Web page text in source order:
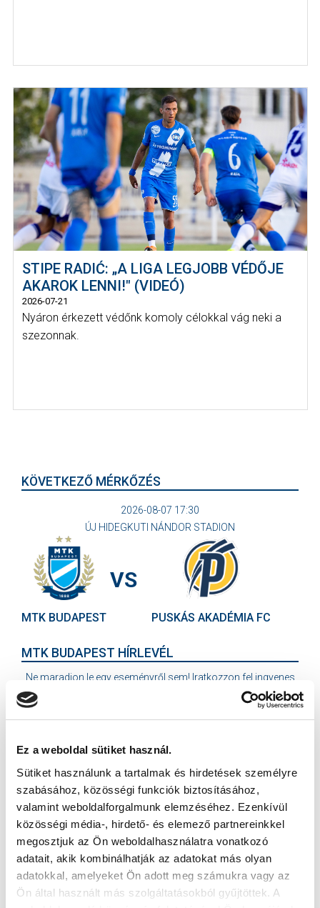
Ez a weboldal sütiket használ.
Sütiket használunk a tartalmak és hirdetések személyre
szabásához, közösségi funkciók biztosításához,
valamint weboldalforgalmunk elemzéséhez. Ezenkívül
közösségi média-, hirdető- és elemező partnereinkkel
megosztjuk az Ön weboldalhasználatra vonatkozó
adatait, akik kombinálhatják az adatokat más olyan
adatokkal, amelyeket Ön adott meg számukra vagy az
Ön által használt más szolgáltatásokból gyűjtöttek. A
STIPE RADIĆ: „A LIGA LEGJOBB VÉDŐJE
AKAROK LENNI!" (VIDEÓ)
2026-07-21
Nyáron érkezett védőnk komoly célokkal vág neki a
szezonnak.
KÖVETKEZŐ MÉRKŐZÉS
2026-08-07 17:30
ÚJ HIDEGKUTI NÁNDOR STADION
MTK BUDAPEST
VS
PUSKÁS AKADÉMIA FC
MTK BUDAPEST HÍRLEVÉL
Ne maradjon le egy eseményről sem! Iratkozzon fel ingyenes
Elfogadom az
FELIRATKOZOM
SZPONZOROK